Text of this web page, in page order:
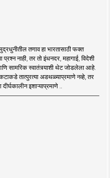
तणाव हा भारतासाठी फक्त
प्रश्न नाही, तर तो इंधनदर, महागाई, विदेशी
सामरिक स्वातंत्र्याशी थेट जोडलेला आहे.
तात्पुरत्या अडथळ्याप्रमाणे नव्हे, तर
इशाऱ्याप्रमाणे ..